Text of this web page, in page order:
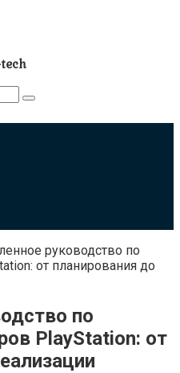
руководство по
от планирования до
по
PlayStation: от